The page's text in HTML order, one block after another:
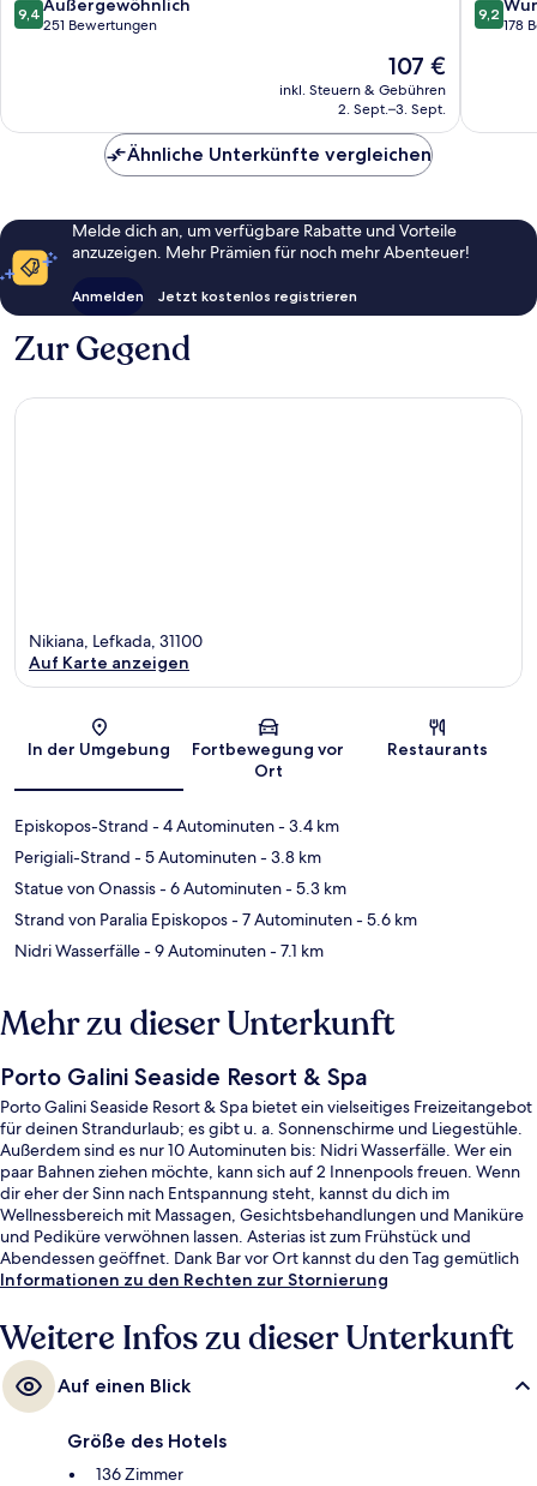
von
9,4 Außergewöhnlich
251 Bewertungen
Der
Preis
beträgt
107 €
inkl. Steuern & Gebühren
2. Sept.–3. Sept.
von
9,2
178
Ähnliche Unterkünfte vergleichen
Melde dich an, um verfügbare Rabatte und Vorteile
anzuzeigen. Mehr Prämien für noch mehr Abenteuer!
Anmelden Jetzt kostenlos registrieren
Zur Gegend
Karte
Nikiana, Lefkada, 31100
Auf Karte anzeigen
In der Umgebung
Fortbewegung vor
Ort
Restaurants
Episkopos-Strand - 4 Autominuten- 3.4 km
Perigiali-Strand - 5 Autominuten- 3.8 km
Statue von Onassis- 6 Autominuten- 5.3 km
Strand von Paralia Episkopos- 7 Autominuten- 5.6 km
Nidri Wasserfälle- 9 Autominuten- 7.1 km
Mehr zu dieser Unterkunft
Porto Galini Seaside Resort & Spa
Porto Galini Seaside Resort & Spa bietet ein vielseitiges Freizeitangebot
für deinen Strandurlaub; es gibt u. a. Sonnenschirme und Liegestühle.
Außerdem sind es nur 10 Autominuten bis: Nidri Wasserfälle. Wer ein
paar Bahnen ziehen möchte, kann sich auf 2 Innenpools freuen. Wenn
dir eher der Sinn nach Entspannung steht, kannst du dich im
Wellnessbereich mit Massagen, Gesichtsbehandlungen und Maniküre
und Pediküre verwöhnen lassen. Asterias ist zum Frühstück und
Abendessen geöffnet. Dank Bar vor Ort kannst du den Tag gemütlich
ausklingen lassen. Weitere Highlights wie ein kostenloser Kinderclub,
luxuriösen Stil.
Informationen zu den Rechten zur Stornierung
Weitere Infos zu dieser Unterkunft
Auf einen Blick
Größe des Hotels
136 Zimmer